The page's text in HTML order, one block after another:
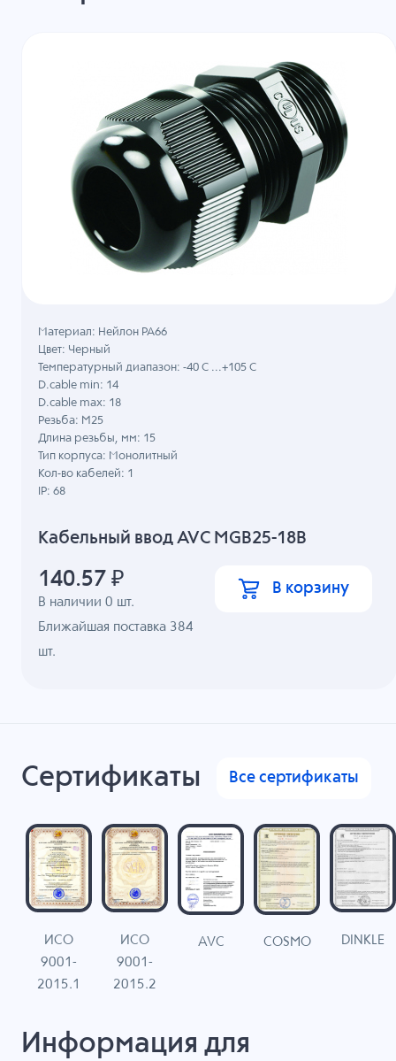
Кабельный ввод AVC MGB25-18B
В наличии0 шт.
Ближайшая поставка 384
шт.
Материал: Нейлон PA66
Цвет: Черный
Температурный диапазон: -40 C ...+105 C
D.cable min: 14
D.cable max: 18
Резьба: M25
Длина резьбы, мм: 15
Тип корпуса: Монолитный
Кол-во кабелей: 1
IP: 68
140.57 ₽ В корзину
Сертификаты Все сертификаты
ИСО
9001-
2015.1
ИСО
9001-
2015.2
AVC COSMO DINKLE
Информация для